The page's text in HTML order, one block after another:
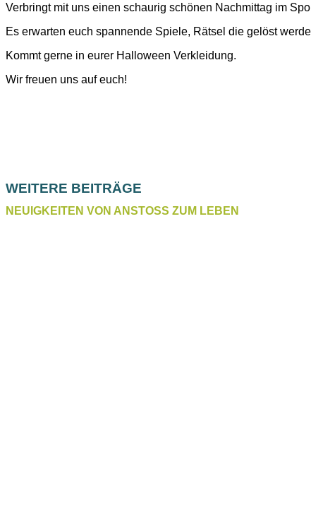
Verbringt mit uns einen schaurig schönen Nachmittag im
Es erwarten euch spannende Spiele, Rätsel die gelöst
Kommt gerne in eurer Halloween Verkleidung.
Wir freuen uns auf euch!
WEITERE BEITRÄGE
NEUIGKEITEN VON ANSTOSS ZUM LEBEN